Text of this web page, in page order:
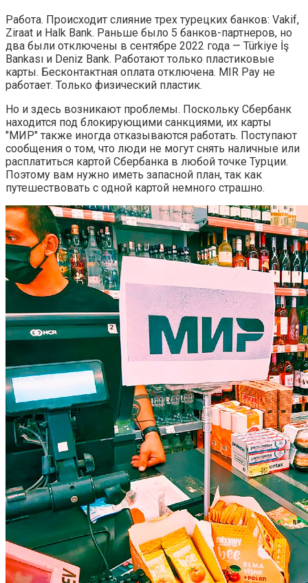
Работа. Происходит слияние трех турецких банков: Vakif,
Ziraat и Halk Bank. Раньше было 5 банков-партнеров, но
два были отключены в сентябре 2022 года — Türkiye İş
Bankası и Deniz Bank. Работают только пластиковые
карты. Бесконтактная оплата отключена. MIR Pay не
работает. Только физический пластик.
Но и здесь возникают проблемы. Поскольку Сбербанк
находится под блокирующими санкциями, их карты
"МИР" также иногда отказываются работать. Поступают
сообщения о том, что люди не могут снять наличные или
расплатиться картой Сбербанка в любой точке Турции.
Поэтому вам нужно иметь запасной план, так как
путешествовать с одной картой немного страшно.